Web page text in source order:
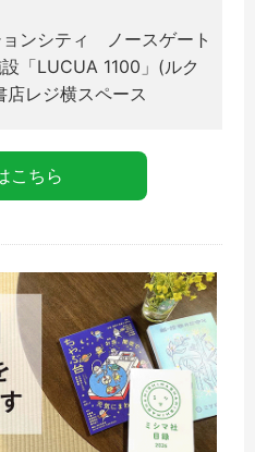
ンシティ ノースゲート
「LUCUA 1100」(ルク
レジ横スペース
こちら